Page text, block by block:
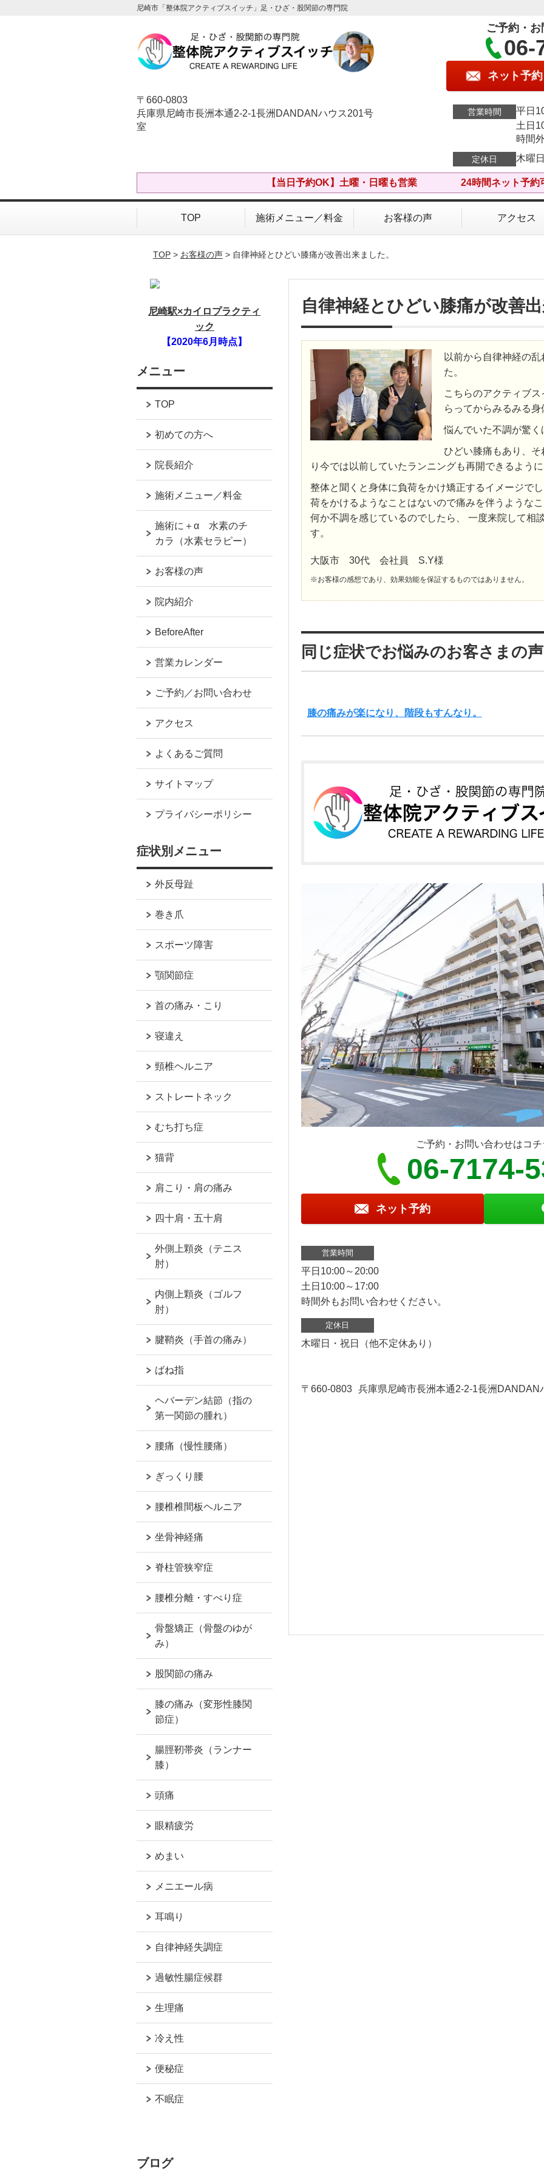
尼崎市「整体院アクティブスイッチ」足・ひざ・股関節の専門院
〒660-0803
兵庫県尼崎市長洲本通2-2-1長洲DANDANハウス201号
室
ご予約・
06-
ネット予約
営業時間
平日
土日
時間
定休日 木曜
【当日予約OK】土曜・日曜も営業 24時間ネット予約
TOP 施術メニュー／料金 お客様の声 アクセス
TOP> お客様の声> 自律神経とひどい膝痛が改善出来ました。
自律神経とひどい膝痛が改善出
以前から自律神経の
た。
こちらのアクティブ
らってからみるみる身
悩んでいた不調が驚く
ひどい膝痛もあり、
り今では以前していたランニングも再開できるように
整体と聞くと身体に負荷をかけ矯正するイメージで
荷をかけるようなことはないので痛みを伴うような
何か不調を感じているのでしたら、 一度来院して相
す。
大阪市 30代 会社員 S.Y様
※お客様の感想であり、効果効能を保証するものではありません。
同じ症状でお悩みのお客さまの声
膝の痛みが楽になり、階段もすんなり。
ご予約・お問い合わせはコチ
06-7174-
ネット予約
営業時間
平日10:00～20:00
土日10:00～17:00
時間外もお問い合わせください。
定休日
木曜日・祝日（他不定休あり）
〒660-0803 兵庫県尼崎市長洲本通2-2-1長洲DANDAN
尼崎駅×カイロプラクティ
ック
【2020年6月時点】
メニュー
TOP
初めての方へ
院長紹介
施術メニュー／料金
施術に＋α 水素のチ
カラ（水素セラピー）
お客様の声
院内紹介
BeforeAfter
営業カレンダー
ご予約／お問い合わせ
アクセス
よくあるご質問
サイトマップ
プライバシーポリシー
症状別メニュー
外反母趾
巻き爪
スポーツ障害
顎関節症
首の痛み・こり
寝違え
頸椎ヘルニア
ストレートネック
むち打ち症
猫背
肩こり・肩の痛み
四十肩・五十肩
外側上顆炎（テニス
肘）
内側上顆炎（ゴルフ
肘）
腱鞘炎（手首の痛み）
ばね指
ヘバーデン結節（指の
第一関節の腫れ）
腰痛（慢性腰痛）
ぎっくり腰
腰椎椎間板ヘルニア
坐骨神経痛
脊柱管狭窄症
腰椎分離・すべり症
骨盤矯正（骨盤のゆが
み）
股関節の痛み
膝の痛み（変形性膝関
節症）
腸脛靭帯炎（ランナー
膝）
頭痛
眼精疲労
めまい
メニエール病
耳鳴り
自律神経失調症
過敏性腸症候群
生理痛
冷え性
便秘症
不眠症
ブログ